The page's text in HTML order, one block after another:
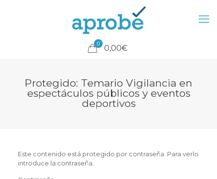
0 0,00€
Protegido: Temario Vigilancia en
espectáculos públicos y eventos
deportivos
Este contenido está protegido por contraseña. Para verlo
introduce la contraseña.